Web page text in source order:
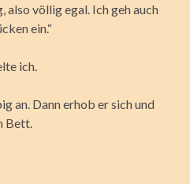
also völlig egal. Ich geh auch
ein.“
ich.
an. Dann erhob er sich und
Bett.